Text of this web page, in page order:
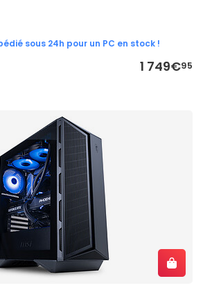
sous 24h pour un PC en stock !
1 749€95